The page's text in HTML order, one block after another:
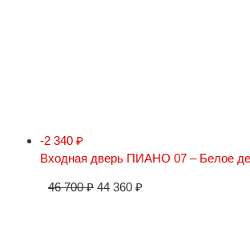
-2 340 ₽
Входная дверь ПИАНО 07 – Белое
46 700₽ 44 360 ₽